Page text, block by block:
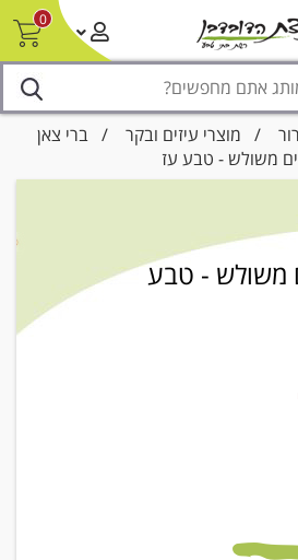
0
צור קשר/ביטול הזמנה
/ מוצרי עיזים ובקר / ברי צאן
משולש - טבע עז
משולש - טבע